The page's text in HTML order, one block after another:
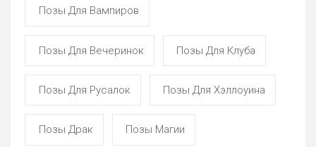
Позы Для Вампиров
Позы Для Вечеринок Позы Для Клуба
Позы Для Русалок Позы Для Хэллоуина
Позы Драк Позы Магии